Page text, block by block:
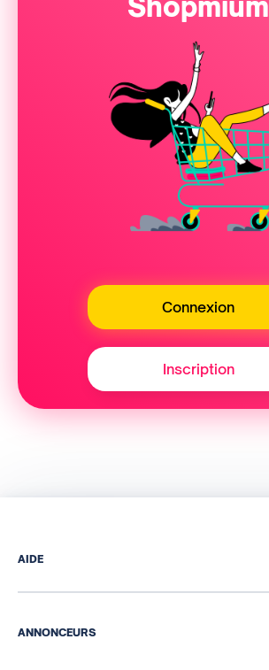
Shopmium
Connexion
Inscription
AIDE
Comment ça marche
ANNONCEURS